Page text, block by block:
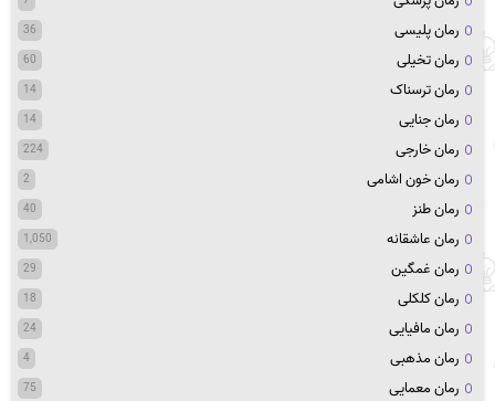
رمان پلیسی 36
رمان تخیلی 60
رمان ترسناک 14
رمان جنایی 14
رمان خارجی 224
رمان خون اشامی 2
رمان طنز 40
رمان عاشقانه 1,050
رمان غمگین 29
رمان کلکلی 18
رمان مافیایی 24
رمان مذهبی 4
رمان معمایی 75